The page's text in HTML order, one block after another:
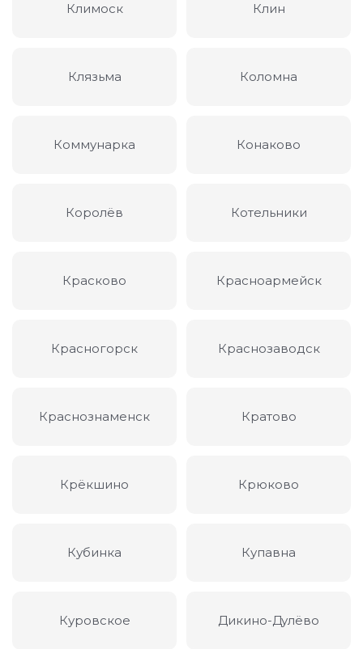
Климоск Клин
Клязьма Коломна
Коммунарка Конаково
Королёв Котельники
Красково Красноармейск
Красногорск Краснозаводск
Краснознаменск Кратово
Крёкшино Крюково
Кубинка Купавна
Куровское Дикино-Дулёво